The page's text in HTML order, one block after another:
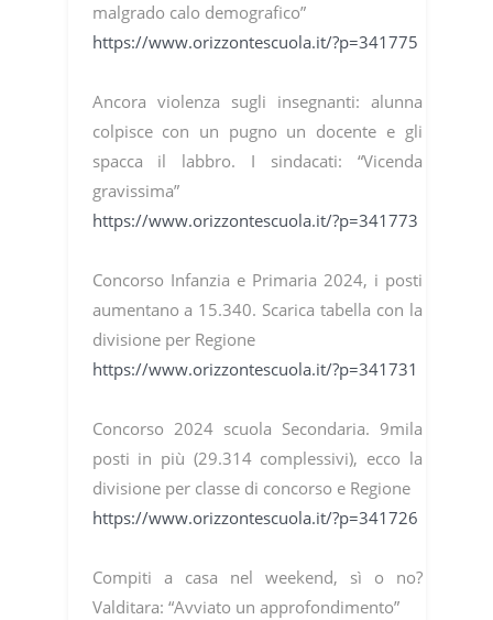
malgrado calo demografico”
https://www.orizzontescuola.it/?p=341775
Ancora violenza sugli insegnanti: alunna
colpisce con un pugno un docente e gli
spacca il labbro. I sindacati: “Vicenda
gravissima”
https://www.orizzontescuola.it/?p=341773
Concorso Infanzia e Primaria 2024, i posti
aumentano a 15.340. Scarica tabella con la
divisione per Regione
https://www.orizzontescuola.it/?p=341731
Concorso 2024 scuola Secondaria. 9mila
posti in più (29.314 complessivi), ecco la
divisione per classe di concorso e Regione
https://www.orizzontescuola.it/?p=341726
Compiti a casa nel weekend, sì o no?
Valditara: “Avviato un approfondimento”